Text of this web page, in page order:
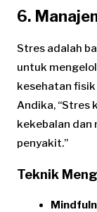
6.
Stres adalah
untuk
kesehatan fisik
Andika, “Stres
kekebalan dan
penyakit.”
Teknik